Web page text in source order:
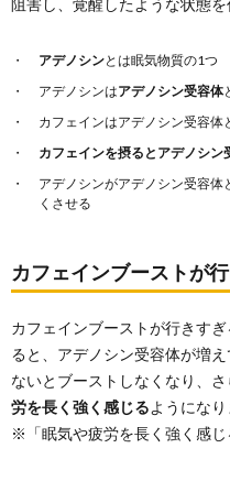
阻害し、覚醒したような状態を
アデノシンとは眠気物質の1つ
アデノシンはアデノシン受容体
カフェインはアデノシン受容体
カフェインを摂るとアデノシン
アデノシンがアデノシン受容体
くさせる
カフェインブーストが
カフェインブーストが行きす
ると、アデノシン受容体が増
ないとブーストしなくなり、
労を長く強く感じるようになり
※「眠気や疲労を長く強く感